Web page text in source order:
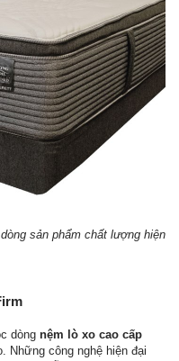
sản phẩm chất lượng hiện
dòng nệm lò xo cao cấp
Những công nghệ hiện đại